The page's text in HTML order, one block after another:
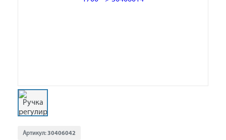
Артикул:30406042